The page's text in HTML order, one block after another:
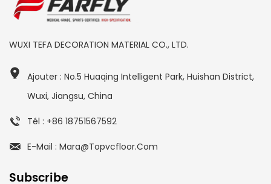
WUXI TEFA DECORATION MATERIAL CO., LTD.
Ajouter : No.5 Huaqing Intelligent Park, Huishan District,
Wuxi, Jiangsu, China
Tél : +86 18751567592
E-Mail : Mara@topvcfloor.com
Subscribe